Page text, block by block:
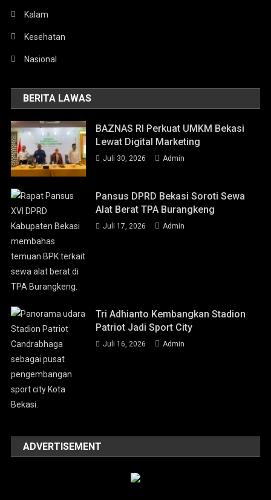
Kalam
Kesehatan
Nasional
BERITA LAWAS
BAZNAS RI Perkuat UMKM Bekasi
Lewat Digital Marketing
Juli 30, 2026 Admin
Pansus DPRD Bekasi Soroti Sewa
Alat Berat TPA Burangkeng
Juli 17, 2026 Admin
Tri Adhianto Kembangkan Stadion
Patriot Jadi Sport City
Juli 16, 2026 Admin
ADVERTISEMENT